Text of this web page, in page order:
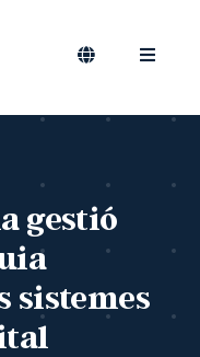
Toggle
Toggle
gestió
sistemes